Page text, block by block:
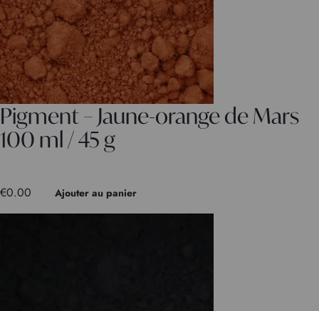
Pigment – Jaune-orange de Mars
100 ml / 45 g
€0.00 Ajouter au panier